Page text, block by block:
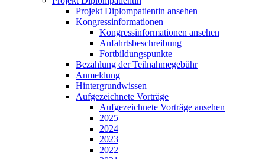
Projekt Diplompatientin ansehen
Kongressinformationen
Kongressinformationen ansehen
Anfahrtsbeschreibung
Fortbildungspunkte
Bezahlung der Teilnahmegebühr
Anmeldung
Hintergrundwissen
Aufgezeichnete Vorträge
Aufgezeichnete Vorträge ansehen
2025
2024
2023
2022